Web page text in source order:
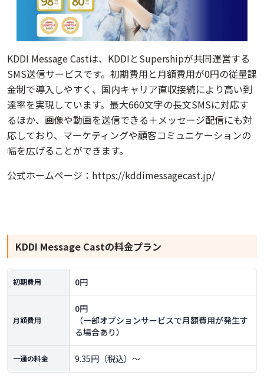
KDDI Message Castは、KDDIとSupershipが共同運営する
SMS送信サービスです。初期費用と月額費用が0円の従量課
金制で導入しやすく、国内キャリア直収接続により高い到
達率を実現しています。最大660文字の長文SMSに対応す
るほか、画像や動画を送信できる＋メッセージ配信にも対
応しており、マーケティングや顧客コミュニケーションの
幅を広げることができます。
公式ホームページ： https://kddimessagecast.jp/
KDDI Message Castの料金プラン
初期費用 0円
月額費用
0円
（一部オプションサービスで月額費用が発生す
る場合あり）
一通の料金 9.35円（税込）～